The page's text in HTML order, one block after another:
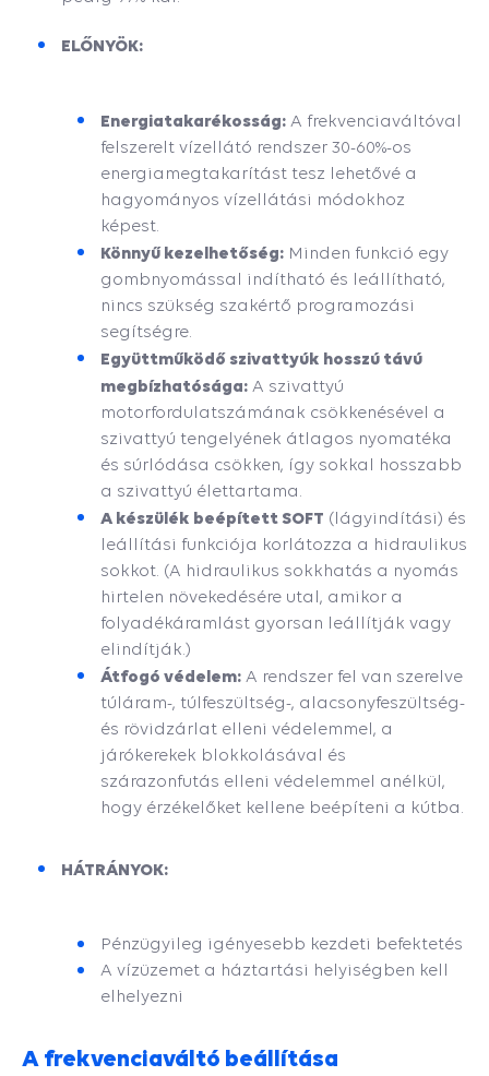
ELŐNYÖK:
Energiatakarékosság: A frekvenciaváltóval
felszerelt vízellátó rendszer 30-60%-os
energiamegtakarítást tesz lehetővé a
hagyományos vízellátási módokhoz
képest.
Könnyű kezelhetőség: Minden funkció egy
gombnyomással indítható és leállítható,
nincs szükség szakértő programozási
segítségre.
Együttműködő szivattyúk hosszú távú
megbízhatósága: A szivattyú
motorfordulatszámának csökkenésével a
szivattyú tengelyének átlagos nyomatéka
és súrlódása csökken, így sokkal hosszabb
a szivattyú élettartama.
A készülék beépített SOFT (lágyindítási) és
leállítási funkciója korlátozza a hidraulikus
sokkot. (A hidraulikus sokkhatás a nyomás
hirtelen növekedésére utal, amikor a
folyadékáramlást gyorsan leállítják vagy
elindítják.)
Átfogó védelem: A rendszer fel van szerelve
túláram-, túlfeszültség-, alacsonyfeszültség-
és rövidzárlat elleni védelemmel, a
járókerekek blokkolásával és
szárazonfutás elleni védelemmel anélkül,
hogy érzékelőket kellene beépíteni a kútba.
HÁTRÁNYOK:
Pénzügyileg igényesebb kezdeti befektetés
A vízüzemet a háztartási helyiségben kell
elhelyezni
A frekvenciaváltó beállítása